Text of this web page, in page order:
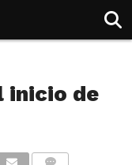
inicio de